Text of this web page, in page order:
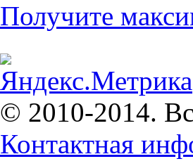
Получите
© 2010-2014.
Контактная